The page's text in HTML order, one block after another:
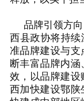
品牌引领方
西县政协将持续
准品牌建设与支
断丰富品牌内
效，以品牌建设
西加快建设鄂陕